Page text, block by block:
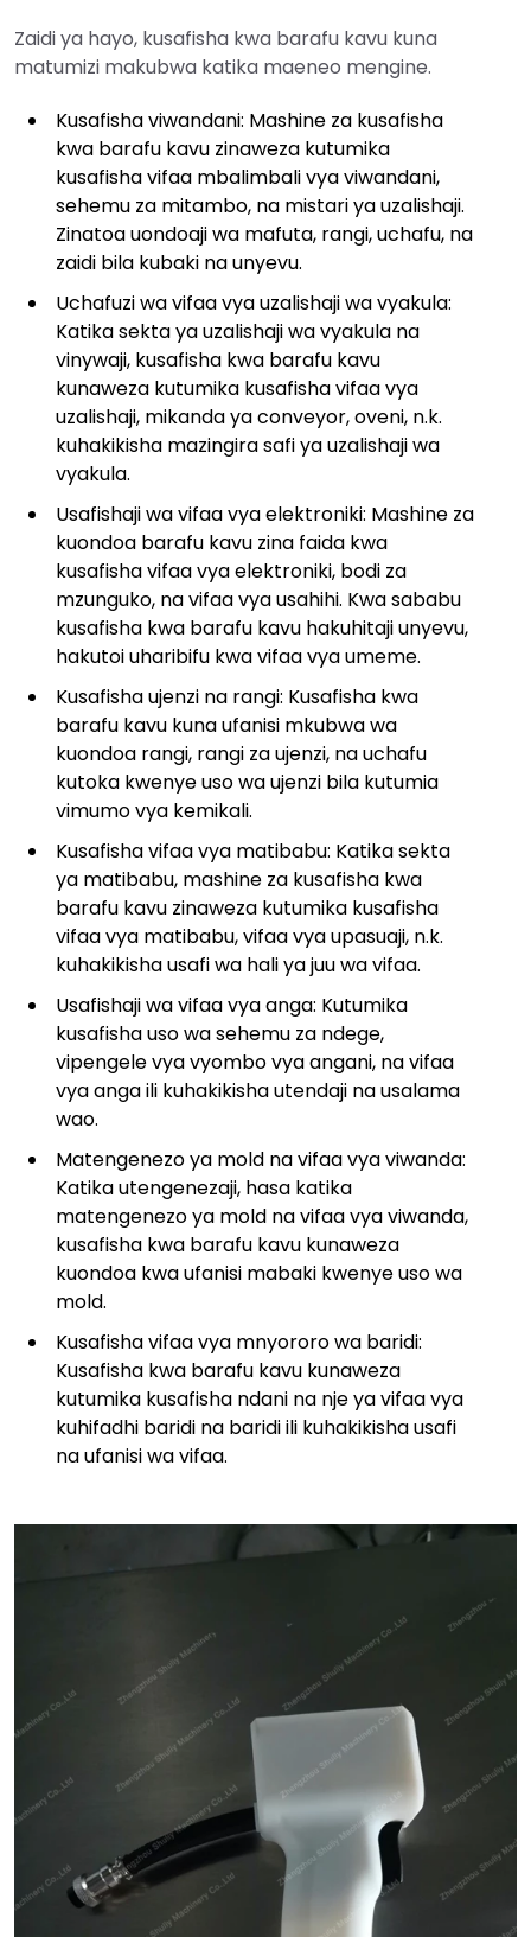
Zaidi ya hayo, kusafisha kwa barafu kavu kuna
matumizi makubwa katika maeneo mengine.
Kusafisha viwandani: Mashine za kusafisha
kwa barafu kavu zinaweza kutumika
kusafisha vifaa mbalimbali vya viwandani,
sehemu za mitambo, na mistari ya uzalishaji.
Zinatoa uondoaji wa mafuta, rangi, uchafu, na
zaidi bila kubaki na unyevu.
Uchafuzi wa vifaa vya uzalishaji wa vyakula:
Katika sekta ya uzalishaji wa vyakula na
vinywaji, kusafisha kwa barafu kavu
kunaweza kutumika kusafisha vifaa vya
uzalishaji, mikanda ya conveyor, oveni, n.k.
kuhakikisha mazingira safi ya uzalishaji wa
vyakula.
Usafishaji wa vifaa vya elektroniki: Mashine za
kuondoa barafu kavu zina faida kwa
kusafisha vifaa vya elektroniki, bodi za
mzunguko, na vifaa vya usahihi. Kwa sababu
kusafisha kwa barafu kavu hakuhitaji unyevu,
hakutoi uharibifu kwa vifaa vya umeme.
Kusafisha ujenzi na rangi: Kusafisha kwa
barafu kavu kuna ufanisi mkubwa wa
kuondoa rangi, rangi za ujenzi, na uchafu
kutoka kwenye uso wa ujenzi bila kutumia
vimumo vya kemikali.
Kusafisha vifaa vya matibabu: Katika sekta
ya matibabu, mashine za kusafisha kwa
barafu kavu zinaweza kutumika kusafisha
vifaa vya matibabu, vifaa vya upasuaji, n.k.
kuhakikisha usafi wa hali ya juu wa vifaa.
Usafishaji wa vifaa vya anga: Kutumika
kusafisha uso wa sehemu za ndege,
vipengele vya vyombo vya angani, na vifaa
vya anga ili kuhakikisha utendaji na usalama
wao.
Matengenezo ya mold na vifaa vya viwanda:
Katika utengenezaji, hasa katika
matengenezo ya mold na vifaa vya viwanda,
kusafisha kwa barafu kavu kunaweza
kuondoa kwa ufanisi mabaki kwenye uso wa
mold.
Kusafisha vifaa vya mnyororo wa baridi:
Kusafisha kwa barafu kavu kunaweza
kutumika kusafisha ndani na nje ya vifaa vya
kuhifadhi baridi na baridi ili kuhakikisha usafi
na ufanisi wa vifaa.